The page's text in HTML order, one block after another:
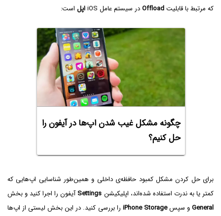
که مرتبط با قابلیتOffloadدر سیستم عامل iOS اپل است:
چگونه مشکل غیب شدن اپ‌ها در آیفون را
حل کنیم؟
برای حل کردن مشکل کمبود حافظه‌ی داخلی و همین‌طور شناسایی اپ‌هایی که
کمتر یا به ندرت استفاده شده‌اند، اپلیکیشن Settingsآیفون را اجرا کنید و بخش
Generalو سپسiPhone Storage را بررسی کنید. در این بخش لیستی از اپ‌ها